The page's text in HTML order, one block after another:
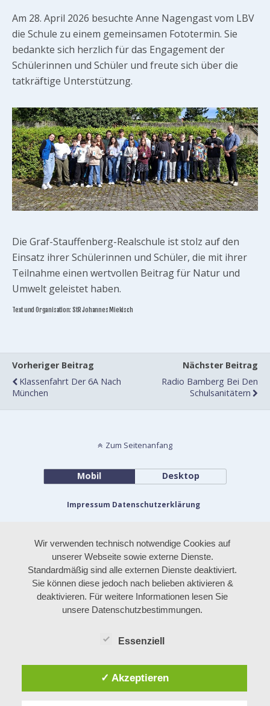
Am 28. April 2026 besuchte Anne Nagengast vom LBV
die Schule zu einem gemeinsamen Fototermin. Sie
bedankte sich herzlich für das Engagement der
Schülerinnen und Schüler und freute sich über die
tatkräftige Unterstützung.
Die Graf-Stauffenberg-Realschule ist stolz auf den
Einsatz ihrer Schülerinnen und Schüler, die mit ihrer
Teilnahme einen wertvollen Beitrag für Natur und
Umwelt geleistet haben.
Text und Organisation: StR Johannes Miekisch
Vorheriger Beitrag
Klassenfahrt Der 6A Nach
München
Nächster Beitrag
Radio Bamberg Bei Den
Schulsanitätern
Zum Seitenanfang
Mobil Desktop
Impressum Datenschutzerklärung
Wir verwenden technisch notwendige Cookies auf
unserer Webseite sowie externe Dienste.
Standardmäßig sind alle externen Dienste deaktiviert.
Sie können diese jedoch nach belieben aktivieren &
deaktivieren. Für weitere Informationen lesen Sie
unsere Datenschutzbestimmungen.
Essenziell
✓ Akzeptieren